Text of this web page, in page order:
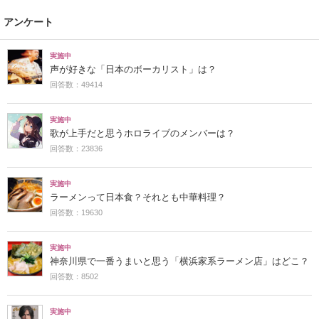
アンケート
実施中
声が好きな「日本のボーカリスト」は？
回答数：49414
実施中
歌が上手だと思うホロライブのメンバーは？
回答数：23836
実施中
ラーメンって日本食？それとも中華料理？
回答数：19630
実施中
神奈川県で一番うまいと思う「横浜家系ラーメン店」はどこ？
回答数：8502
実施中